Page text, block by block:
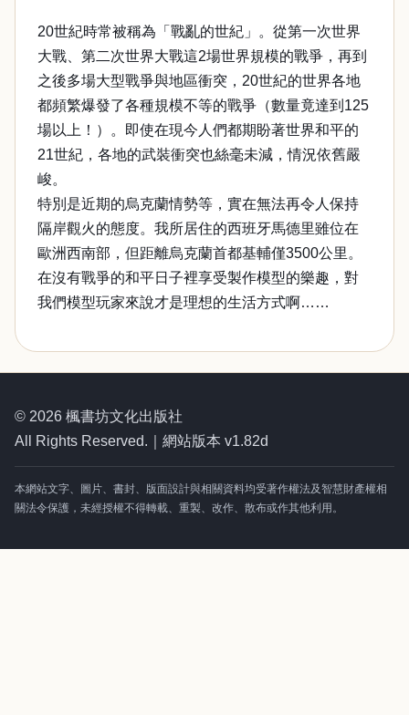
20世紀時常被稱為「戰亂的世紀」。從第一次世界
大戰、第二次世界大戰這2場世界規模的戰爭，再到
之後多場大型戰爭與地區衝突，20世紀的世界各地
都頻繁爆發了各種規模不等的戰爭（數量竟達到125
場以上！）。即使在現今人們都期盼著世界和平的
21世紀，各地的武裝衝突也絲毫未減，情況依舊嚴
峻。
特別是近期的烏克蘭情勢等，實在無法再令人保持
隔岸觀火的態度。我所居住的西班牙馬德里雖位在
歐洲西南部，但距離烏克蘭首都基輔僅3500公里。
在沒有戰爭的和平日子裡享受製作模型的樂趣，對
我們模型玩家來說才是理想的生活方式啊……
© 2026 楓書坊文化出版社
All Rights Reserved.｜網站版本 v1.82d
本網站文字、圖片、書封、版面設計與相關資料均受著作權法及智慧財產權相
關法令保護，未經授權不得轉載、重製、改作、散布或作其他利用。